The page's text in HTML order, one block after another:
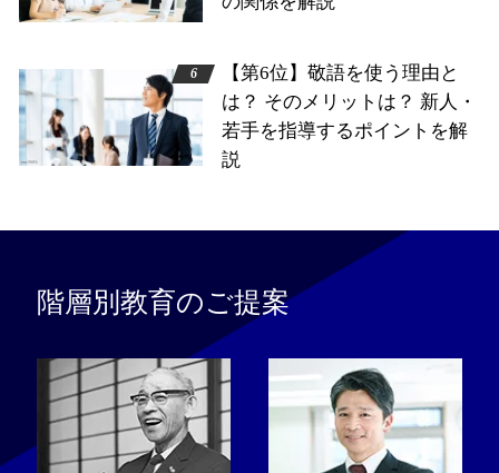
【第6位】敬語を使う理由と
は？ そのメリットは？ 新人・
若手を指導するポイントを解
説
階層別教育のご提案